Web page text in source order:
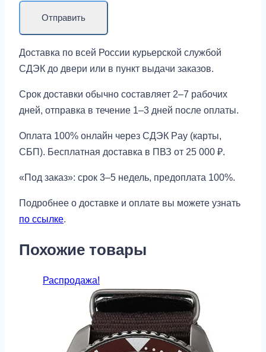
Доставка по всей России курьерской службой
СДЭК до двери или в пункт выдачи заказов.
Срок доставки обычно составляет 2–7 рабочих
дней, отправка в течение 1–3 дней после оплаты.
Оплата 100% онлайн через СДЭК Pay (карты,
СБП). Бесплатная доставка в ПВЗ от 25 000 ₽.
«Под заказ»: срок 3–5 недель, предоплата 100%.
Подробнее о доставке и оплате вы можете узнать
по ссылке.
Похожие товары
Распродажа!